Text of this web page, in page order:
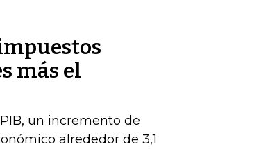
más el
un incremento de
alrededor de 3,1